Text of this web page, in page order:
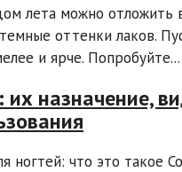
лета можно отложить
оттенки лаков.
и ярче. Попробуйте...
их назначение,
ногтей: что это такое